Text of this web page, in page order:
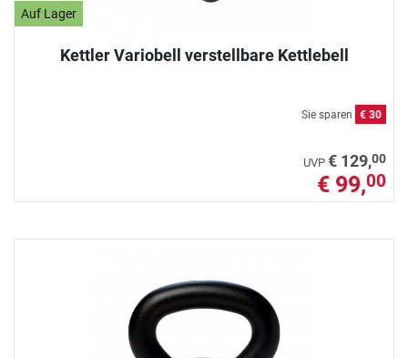
Auf Lager
Kettler Variobell verstellbare Kettlebell
Sie sparen € 30
UVP € 129,00
€ 99,00